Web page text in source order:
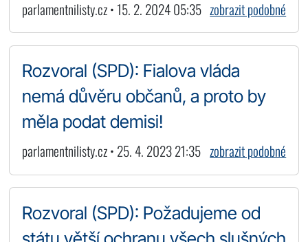
parlamentnilisty.cz • 15. 2. 2024 05:35 zobrazit podobné
Rozvoral (SPD): Fialova vláda
nemá důvěru občanů, a proto by
měla podat demisi!
parlamentnilisty.cz • 25. 4. 2023 21:35 zobrazit podobné
Rozvoral (SPD): Požadujeme od